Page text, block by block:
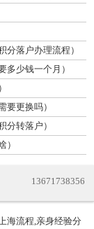
落户办理流程）
少钱一个月）
要更换吗）
分转落户）
）
13671738356
海流程,亲身经验分